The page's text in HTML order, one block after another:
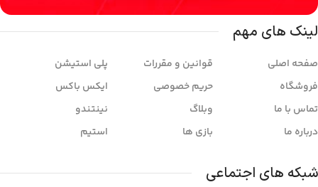
لینک های مهم
صفحه اصلی
فروشگاه
تماس با ما
درباره ما
قوانین و مقررات
حریم خصوصی
وبلاگ
بازی ها
پلی استیشن
ایکس باکس
نینتندو
استیم
شبکه های اجتماعی